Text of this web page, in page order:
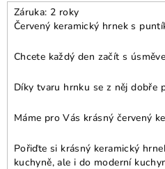
Záruka: 2 roky
Červený keramický hrnek s
Chcete každý den začít s
Díky tvaru hrnku se z něj dobře
Máme pro Vás krásný červený
Pořiďte si krásný keramický
kuchyně, ale i do moderní